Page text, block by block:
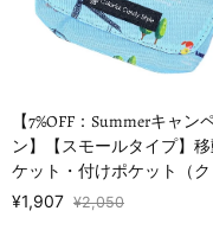
【7%OFF：Summerキャン
ン】【スモールタイプ】
ケット・付けポケット（ク
プタイプ…
¥1,907 ¥2,050